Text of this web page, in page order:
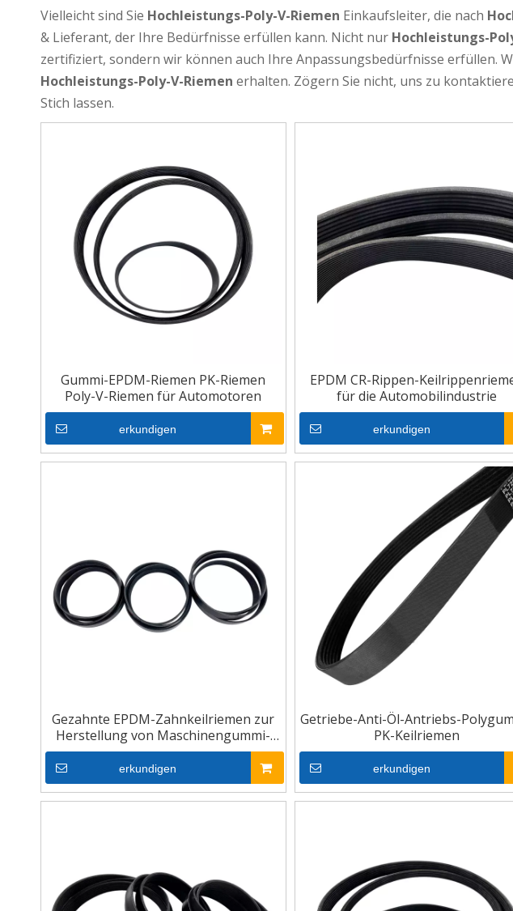
Vielleicht sind Sie Hochleistungs-Poly-V-Riemen Einkaufsleiter, die nach
& Lieferant, der Ihre Bedürfnisse erfüllen kann. Nicht nur Hochleistungs-
zertifiziert, sondern wir können auch Ihre Anpassungsbedürfnisse erfüllen.
Hochleistungs-Poly-V-Riemen erhalten. Zögern Sie nicht, uns zu
Stich lassen.
Gummi-EPDM-Riemen PK-Riemen
Poly-V-Riemen für Automotoren
erkundigen
EPDM CR-Rippen-
für die Automobilindustrie
erkundigen
Gezahnte EPDM-Zahnkeilriemen zur
Herstellung von Maschinengummi-
Polyrippen-V-Gürtel
erkundigen
Getriebe-Anti-Öl-Antriebs-
PK-Keilriemen
erkundigen